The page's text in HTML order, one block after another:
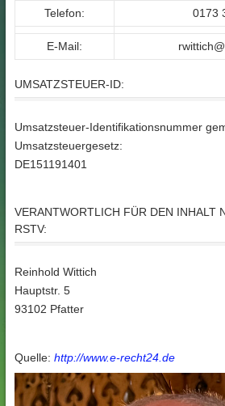
Telefon: 0173
E-Mail:
UMSATZSTEUER-ID:
Umsatzsteuer-Identifikationsnummer
Umsatzsteuergesetz:
DE151191401
VERANTWORTLICH FÜR DEN INHALT
RSTV:
Reinhold Wittich
Hauptstr. 5
93102 Pfatter
Quelle: http://www.e-recht24.de